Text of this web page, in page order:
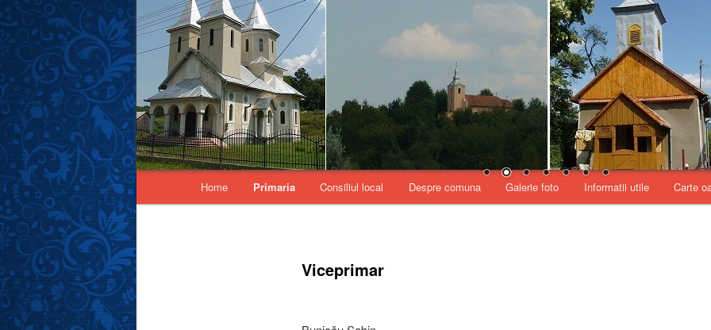
Skip to primary content
Home Primaria Consiliul local Despre comuna Galerie foto Informatii utile Carte
Viceprimar